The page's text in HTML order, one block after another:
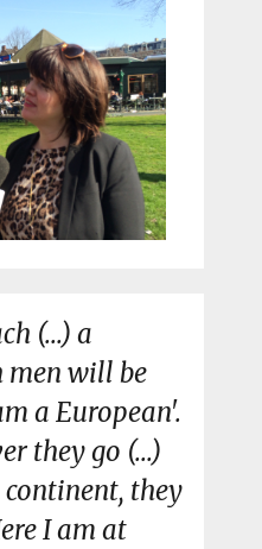
(...) a
men will be
a European'.
they go (...)
they
I am at